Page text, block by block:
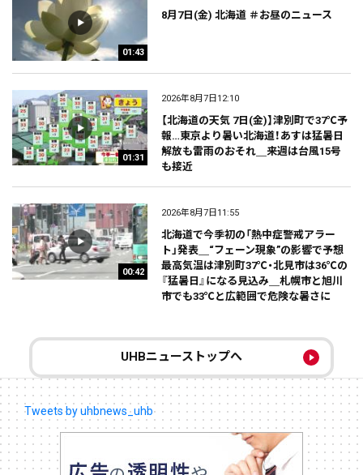
01:43
8月7日(金) 北海道 ＃お昼のニュース
01:31
2026年8月7日12:10
【北海道の天気 7日(金)】津別町で37℃予
報…東京より暑い北海道！あすは猛暑日
解放も雷雨のおそれ＿来週は台風15号
も接近
00:42
2026年8月7日11:55
北海道で今季初の「熱中症警戒アラー
ト」発表＿“フェーン現象”の影響で予想
最高気温は津別町37℃・北見市は36℃の
『猛暑日』になる見込み＿札幌市と旭川
市でも33℃と広範囲で危険な暑さに
UHBニューストップへ
Tweets by uhbnews_uhb